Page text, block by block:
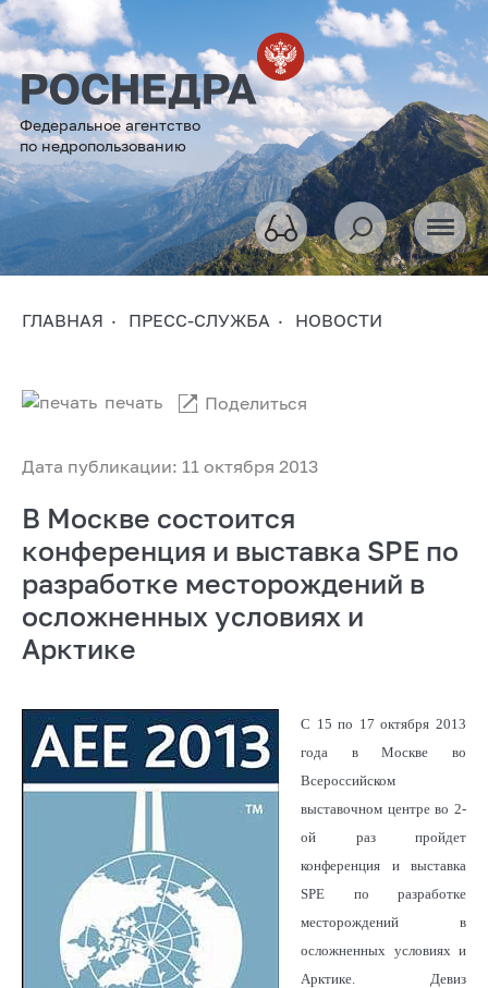
Федеральное агентство
по недропользованию
ГЛАВНАЯ ПРЕСС-СЛУЖБА НОВОСТИ
Дата публикации: 11 октября 2013
печать Поделиться
В Москве состоится
конференция и выставка SPE по
разработке месторождений в
осложненных условиях и
Арктике
С 15 по 17 октября 2013
года в Москве во
Всероссийском
выставочном центре во 2-
ой раз пройдет
конференция и выставка
SPE по разработке
месторождений в
осложненных условиях и
Арктике. Девиз